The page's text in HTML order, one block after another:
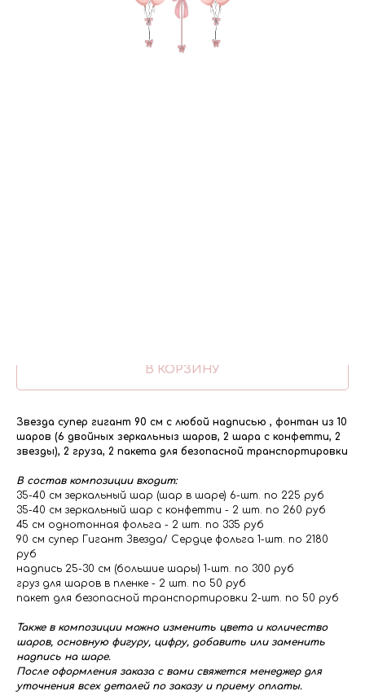
В КОРЗИНУ
Звезда супер гигант 90 см с любой надписью , фонтан из 10
шаров (6 двойных зеркальныз шаров, 2 шара с конфетти, 2
звезды), 2 груза, 2 пакета для безопасной транспортировки
В состав композиции входит:
35-40 см зеркальный шар (шар в шаре) 6-шт. по 225 руб
35-40 см зеркальный шар с конфетти - 2 шт. по 260 руб
45 см однотонная фольга - 2 шт. по 335 руб
90 см супер Гигант Звезда/ Сердце фольга 1-шт. по 2180
руб
надпись 25-30 см (большие шары) 1-шт. по 300 руб
груз для шаров в пленке - 2 шт. по 50 руб
пакет для безопасной транспортировки 2-шт. по 50 руб
Также в композиции можно изменить цвета и количество
шаров, основную фигуру, цифру, добавить или заменить
надпись на шаре.
После оформления заказа с вами свяжется менеджер для
уточнения всех деталей по заказу и приему оплаты.